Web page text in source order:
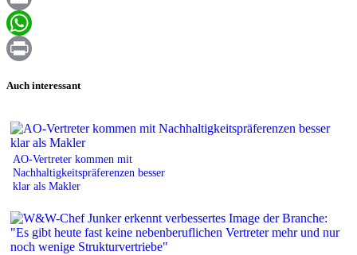
Email
WhatsApp
Auch interessant
AO-Vertreter kommen mit
Nachhaltigkeitspräferenzen besser
klar als Makler